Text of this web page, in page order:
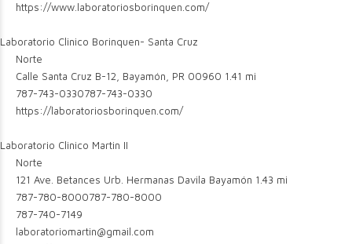
https://www.laboratoriosborinquen.com/
Laboratorio Clinico Borinquen- Santa Cruz
Norte
Calle Santa Cruz B-12, Bayamón, PR 00960 1.41 mi
787-743-0330787-743-0330
https://laboratoriosborinquen.com/
Laboratorio Clinico Martin II
Norte
121 Ave. Betances Urb. Hermanas Davila Bayamón 1.43 mi
787-780-8000787-780-8000
787-740-7149
laboratoriomartin@gmail.com